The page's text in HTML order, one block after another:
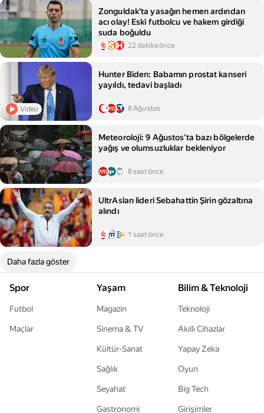
Zonguldak'ta yasağın hemen ardından
acı olay! Eski futbolcu ve hakem girdiği
suda boğuldu
22 dakika önce
Video
Hunter Biden: Babamın prostat kanseri
yayıldı, tedavi başladı
8 Ağustos
Meteoroloji: 9 Ağustos'ta bazı bölgelerde
yağış ve olumsuzluklar bekleniyor
8 saat önce
UltrAslan lideri Sebahattin Şirin gözaltına
alındı
1 saat önce
Daha fazla göster
Spor
Futbol
Maçlar
Yaşam
Magazin
Sinema & TV
Kültür-Sanat
Sağlık
Seyahat
Gastronomi
Bilim & Teknoloji
Teknoloji
Akıllı Cihazlar
Yapay Zeka
Oyun
Big Tech
Girişimler